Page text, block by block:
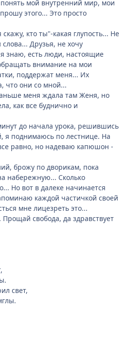
мой внутренний мир, мои
этого... Это просто
кто ты"-какая глупость... Не
Друзья, не хочу
я знаю, есть люди, настоящие
внимание на мои
поддержат меня... Их
что они со мной...
меня ждала там Женя, но
как все буднично и
до начала урока, решившись
я поднимаюсь по лестнице. На
равно, но надеваю капюшон -
брожу по дворикам, пока
набережную... Сколько
Но вот в далеке начинается
каждой частичкой своей
мне лицезреть это...
свобода, да здравствует
свет,